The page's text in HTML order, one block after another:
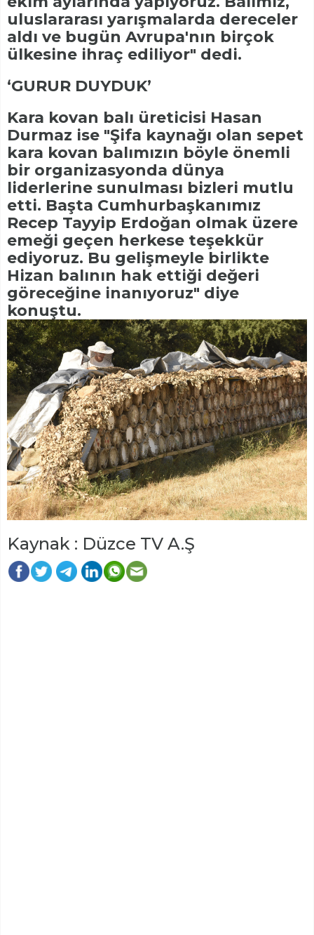
uluslararası yarışmalarda dereceler
aldı ve bugün Avrupa'nın birçok
ülkesine ihraç ediliyor" dedi.
‘GURUR DUYDUK’
Kara kovan balı üreticisi Hasan
Durmaz ise "Şifa kaynağı olan sepet
kara kovan balımızın böyle önemli
bir organizasyonda dünya
liderlerine sunulması bizleri mutlu
etti. Başta Cumhurbaşkanımız
Recep Tayyip Erdoğan olmak üzere
emeği geçen herkese teşekkür
ediyoruz. Bu gelişmeyle birlikte
Hizan balının hak ettiği değeri
göreceğine inanıyoruz" diye
konuştu.
Kaynak : Düzce TV A.Ş